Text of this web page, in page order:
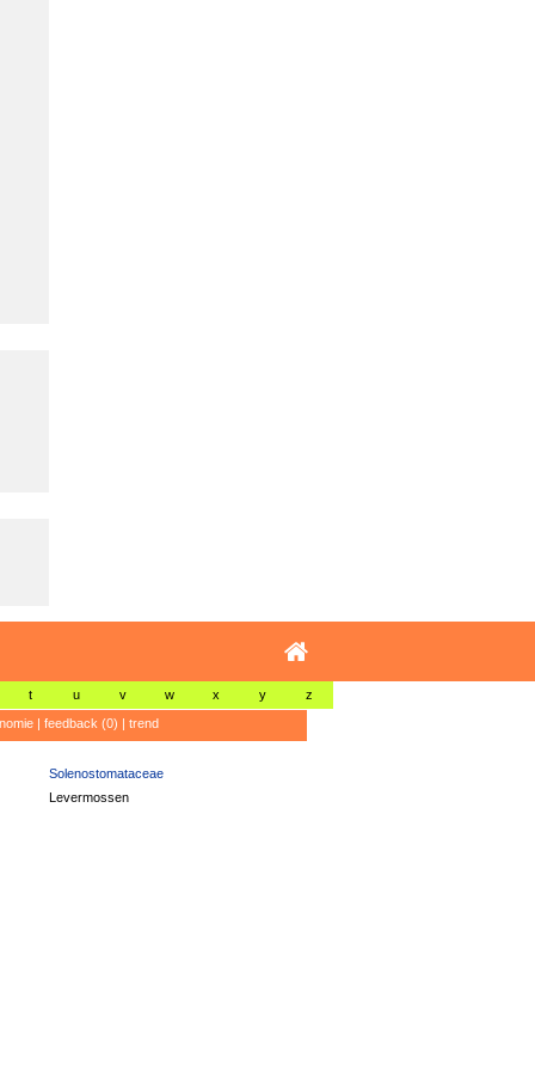
t u v w x y z
| feedback (0) | trend
Solenostomataceae
Levermossen